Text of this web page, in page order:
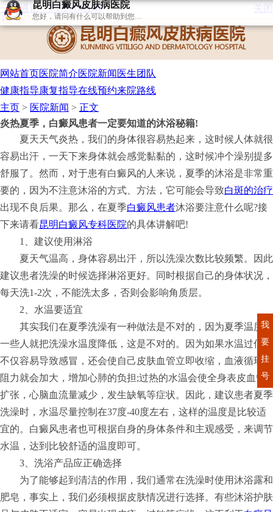
一键通话：13529142249 关闭
网站首页医院简介医院新闻 医生团队
健康指导康复指导在线预约来院路线
主页 > 医院新闻 > 正文
炎热夏季，白癜风患者一定要知道的沐浴秘籍!
夏天天气炎热，我们的身体很容易热起来，这时候人体就很
容易出汗，一天下来身体就会感觉黏黏的，这时候冲个澡别提多
舒服了。然而，对于患有白癜风的人来说，夏季的沐浴是非常重
要的，因为不注意沐浴的方式、方法，它可能会导致白斑的治疗
出现不良后果。那么，在夏季白癜风患者沐浴要注意什么呢?接
下来请看昆明白癜风专科医院的具体讲解吧!
1、建议使用淋浴
夏天气温高，身体容易出汗，所以洗澡次数比较频繁。因此
建议患者洗澡的时候选择淋浴更好。同时根据自己的身体状况，
每天洗1-2次，不能洗太多，否则会影响角质层。
2、水温要适宜
其实我们在夏季洗澡有一种做法是不对的，因为夏季温度高
一些人就把洗澡水温度降低，这是不对的。因为如果水温过低，
不仅容易导致感冒，还会使自己皮肤血管立即收缩，血液循环的
阻力就会加大，增加心肺的负担;过热的水温会使全身表皮血管
扩张，心脑血流量减少，发生缺氧等症状。因此，建议患者夏季
洗澡时，水温尽量控制在37度-40度左右，这样的温度是比较适
宜的。白癜风患者也可根据自身的身体条件和主观感受，来调节
水温，达到比较舒适的温度即可。
3、洗浴产品应正确选择
为了能够起到清洁的作用，我们通常在洗澡时使用沐浴露和
肥皂，事实上，我们必须根据皮肤情况进行选择。有些沐浴护肤
昆明白癜风皮肤病医院
您好，请问有什么可以帮助到您…
我
要
挂
号